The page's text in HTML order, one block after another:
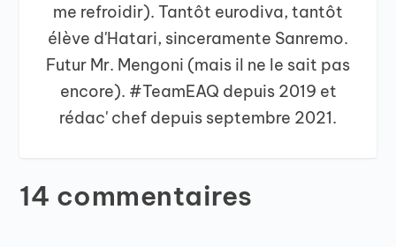
me refroidir). Tantôt eurodiva, tantôt
élève d'Hatari, sinceramente Sanremo.
Futur Mr. Mengoni (mais il ne le sait pas
encore). #TeamEAQ depuis 2019 et
rédac' chef depuis septembre 2021.
14 commentaires